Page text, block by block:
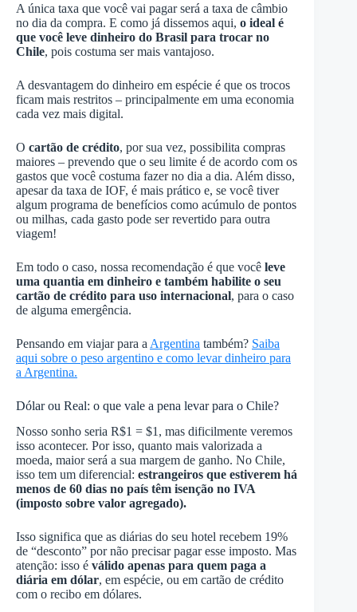
A única taxa que você vai pagar será a taxa de câmbio
no dia da compra. E como já dissemos aqui, o ideal é
que você leve dinheiro do Brasil para trocar no
Chile, pois costuma ser mais vantajoso.
A desvantagem do dinheiro em espécie é que os trocos
ficam mais restritos – principalmente em uma economia
cada vez mais digital.
O cartão de crédito, por sua vez, possibilita compras
maiores – prevendo que o seu limite é de acordo com os
gastos que você costuma fazer no dia a dia. Além disso,
apesar da taxa de IOF, é mais prático e, se você tiver
algum programa de benefícios como acúmulo de pontos
ou milhas, cada gasto pode ser revertido para outra
viagem!
Em todo o caso, nossa recomendação é que você leve
uma quantia em dinheiro e também habilite o seu
cartão de crédito para uso internacional, para o caso
de alguma emergência.
Pensando em viajar para a Argentina também? Saiba
aqui sobre o peso argentino e como levar dinheiro para
a Argentina.
Dólar ou Real: o que vale a pena levar para o Chile?
Nosso sonho seria R$1 = $1, mas dificilmente veremos
isso acontecer. Por isso, quanto mais valorizada a
moeda, maior será a sua margem de ganho. No Chile,
isso tem um diferencial: estrangeiros que estiverem há
menos de 60 dias no país têm isenção no IVA
(imposto sobre valor agregado).
Isso significa que as diárias do seu hotel recebem 19%
de “desconto” por não precisar pagar esse imposto. Mas
atenção: isso é válido apenas para quem paga a
diária em dólar, em espécie, ou em cartão de crédito
com o recibo em dólares.